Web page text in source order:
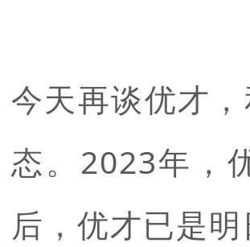
今天再谈优才
态。2023年，
后，优才已是